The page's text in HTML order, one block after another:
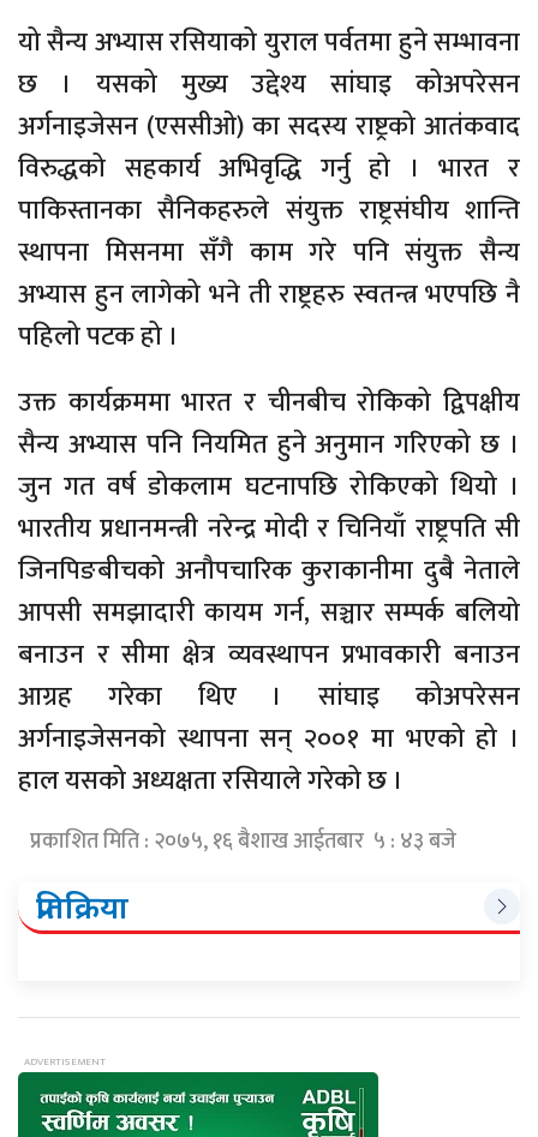
यो सैन्य अभ्यास रसियाको युराल पर्वतमा हुने सम्भावना
छ । यसको मुख्य उद्देश्य सांघाइ कोअपरेसन
अर्गनाइजेसन (एससीओ) का सदस्य राष्ट्रको आतंकवाद
विरुद्धको सहकार्य अभिवृद्धि गर्नु हो । भारत र
पाकिस्तानका सैनिकहरुले संयुक्त राष्ट्रसंघीय शान्ति
स्थापना मिसनमा सँगै काम गरे पनि संयुक्त सैन्य
अभ्यास हुन लागेको भने ती राष्ट्रहरु स्वतन्त्र भएपछि नै
पहिलो पटक हो ।
उक्त कार्यक्रममा भारत र चीनबीच रोकिको द्विपक्षीय
सैन्य अभ्यास पनि नियमित हुने अनुमान गरिएको छ ।
जुन गत वर्ष डोकलाम घटनापछि रोकिएको थियो ।
भारतीय प्रधानमन्त्री नरेन्द्र मोदी र चिनियाँ राष्ट्रपति सी
जिनपिङबीचको अनौपचारिक कुराकानीमा दुबै नेताले
आपसी समझादारी कायम गर्न, सञ्चार सम्पर्क बलियो
बनाउन र सीमा क्षेत्र व्यवस्थापन प्रभावकारी बनाउन
आग्रह गरेका थिए । सांघाइ कोअपरेसन
अर्गनाइजेसनको स्थापना सन् २००१ मा भएको हो ।
हाल यसको अध्यक्षता रसियाले गरेको छ ।
प्रकाशित मिति : २०७५, १६ बैशाख आईतबार ५ : ४३ बजे
प्रतिक्रिया